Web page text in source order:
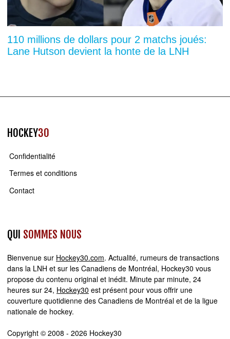
110 millions de dollars pour 2 matchs joués:
Lane Hutson devient la honte de la LNH
HOCKEY30
Confidentialité
Termes et conditions
Contact
QUI SOMMES NOUS
Bienvenue sur Hockey30.com. Actualité, rumeurs de transactions
dans la LNH et sur les Canadiens de Montréal, Hockey30 vous
propose du contenu original et inédit. Minute par minute, 24
heures sur 24, Hockey30 est présent pour vous offrir une
couverture quotidienne des Canadiens de Montréal et de la ligue
nationale de hockey.
Copyright © 2008 - 2026 Hockey30